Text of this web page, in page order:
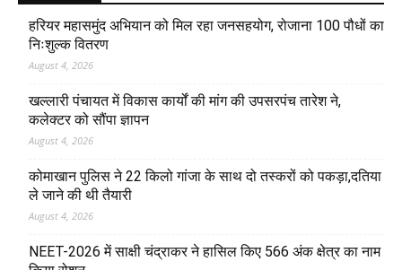
हरियर महासमुंद अभियान को मिल रहा जनसहयोग, रोजाना 100 पौधों का
निःशुल्क वितरण
August 4, 2026
खल्लारी पंचायत में विकास कार्यों की मांग की उपसरपंच तारेश ने,
कलेक्टर को सौंपा ज्ञापन
August 4, 2026
कोमाखान पुलिस ने 22 किलो गांजा के साथ दो तस्करों को पकड़ा,दतिया
ले जाने की थी तैयारी
August 4, 2026
NEET-2026 में साक्षी चंद्राकर ने हासिल किए 566 अंक क्षेत्र का नाम